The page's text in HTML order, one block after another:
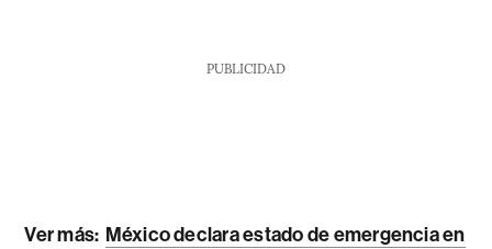
PUBLICIDAD
Ver más: México declara estado de emergencia en